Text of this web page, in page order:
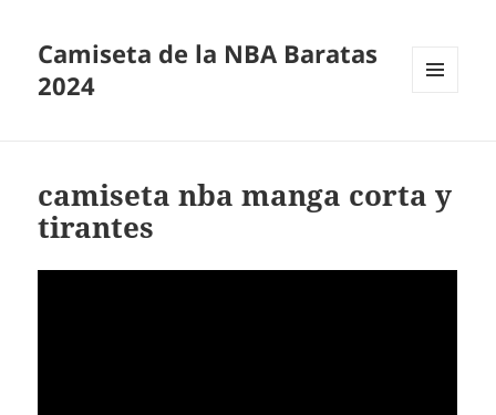
Camiseta de la NBA Baratas
2024
camiseta nba manga corta y
tirantes